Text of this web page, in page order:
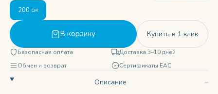
200 см
В корзину Купить в 1 клик
Безопасная оплата
Доставка 3–10 дней
Обмен и возврат
Сертификаты ЕАС
Описание